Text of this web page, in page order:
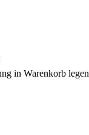
in Warenkorb legen